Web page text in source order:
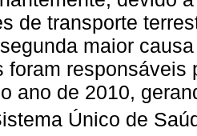
de transporte
maior
foram responsáveis
ano de 2010,
Único de